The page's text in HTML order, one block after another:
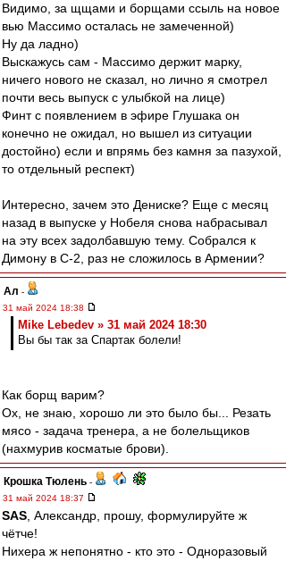
Видимо, за щщами и борщами ссыль на новое
вью Массимо осталась не замеченной)
Ну да ладно)
Выскажусь сам - Массимо держит марку,
ничего нового не сказал, но лично я смотрел
почти весь выпуск с улыбкой на лице)
Финт с появлением в эфире Глушака он
конечно не ожидал, но вышел из ситуации
достойно) если и впрямь без камня за пазухой,
то отдельный респект)
Интересно, зачем это Дениске? Еще с месяц
назад в выпуске у Нобеля снова набрасывал
на эту всех задолбавшую тему. Собрался к
Димону в С-2, раз не сложилось в Армении?
Ал -
31 май 2024 18:38
Mike Lebedev » 31 май 2024 18:30
Вы бы так за Спартак болели!
Как борщ варим?
Ох, не знаю, хорошо ли это было бы... Резать
мясо - задача тренера, а не болельщиков
(нахмурив косматые брови).
Крошка Тюлень -
31 май 2024 18:37
SAS , Александр, прошу, формулируйте ж
чётче!
Нихера ж непонятно - кто это - Одноразовый